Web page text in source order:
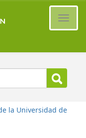
la Universidad de